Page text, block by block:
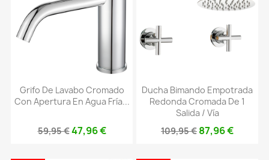
Grifo De Lavabo Cromado
Con Apertura En Agua Fría...
59,95 €47,96 €
Ducha Bimando Empotrada
Redonda Cromada De 1
Salida / Vía
109,95 € 87,96 €